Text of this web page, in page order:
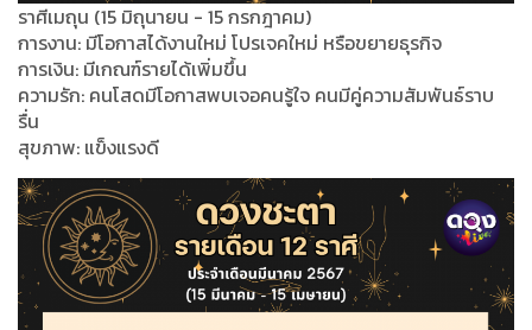
ราศีเมถุน (15 มิถุนายน - 15 กรกฎาคม)
การงาน: มีโอกาสได้งานใหม่ โปรเจคใหม่ หรือขยายธุรกิจ
การเงิน: มีเกณฑ์รายได้เพิ่มขึ้น
ความรัก: คนโสดมีโอกาสพบเจอคนรู้ใจ คนมีคู่ความสัมพันธ์ราบ
รื่น
สุขภาพ: แข็งแรงดี